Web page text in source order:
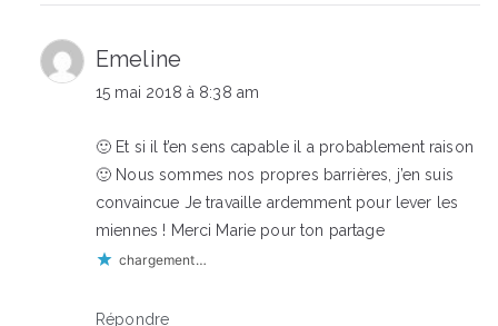
Emeline
15 mai 2018 à 8:38 am
🙂 Et si il t’en sens capable il a probablement raison
🙂 Nous sommes nos propres barrières, j’en suis
convaincue Je travaille ardemment pour lever les
miennes ! Merci Marie pour ton partage
chargement…
Répondre